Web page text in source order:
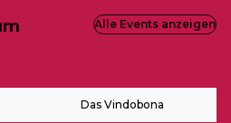
Das Vindobona
Alle Events anzeigen